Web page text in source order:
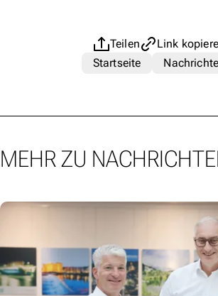
Teilen
Link
Startseite
MEHR ZU